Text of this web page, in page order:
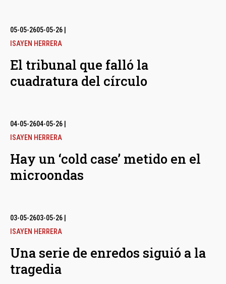
05-05-2605-05-26
ISAYEN HERRERA
El tribunal que falló la
cuadratura del círculo
04-05-2604-05-26
ISAYEN HERRERA
Hay un ‘cold case’ metido en el
microondas
03-05-2603-05-26
ISAYEN HERRERA
Una serie de enredos siguió a la
tragedia